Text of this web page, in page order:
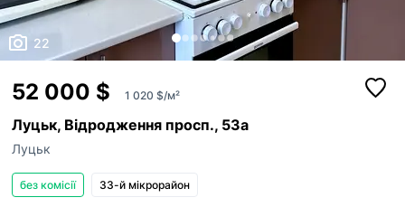
22
52 000 $ 1 020 $/м²
Луцьк, Відродження просп., 53а
Луцьк
без комісії 33-й мікрорайон